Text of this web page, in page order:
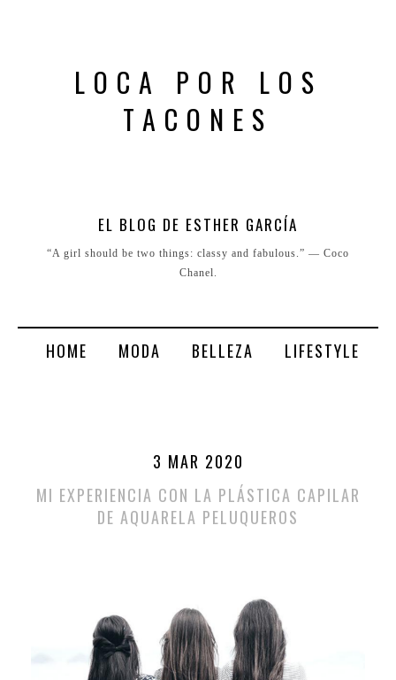
LOCA POR LOS
TACONES
EL BLOG DE ESTHER GARCÍA
“A girl should be two things: classy and fabulous.” ― Coco
Chanel.
HOME MODA BELLEZA LIFESTYLE
3 MAR 2020
MI EXPERIENCIA CON LA PLÁSTICA CAPILAR
DE AQUARELA PELUQUEROS